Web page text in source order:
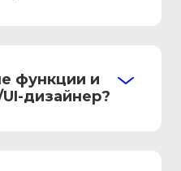
функции и
дизайнер?